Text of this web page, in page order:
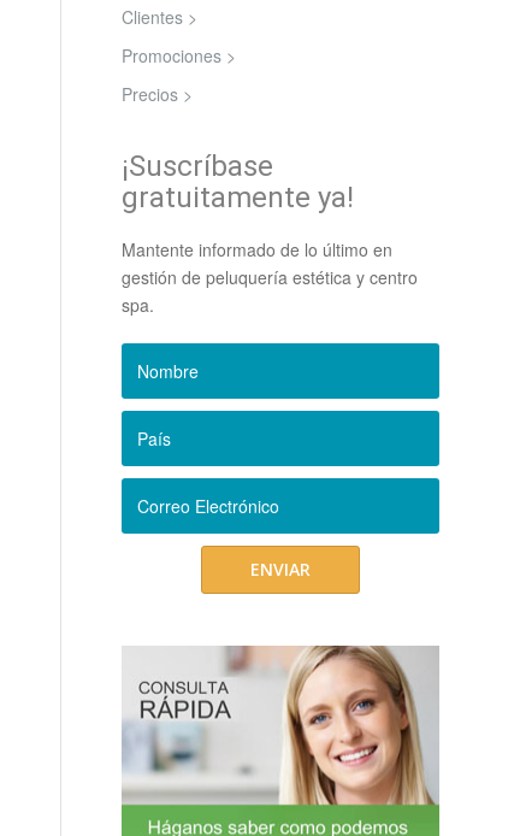
Clientes >
Promociones >
Precios >
¡Suscríbase
gratuitamente ya!
Mantente informado de lo último en
gestión de peluquería estética y centro
spa.